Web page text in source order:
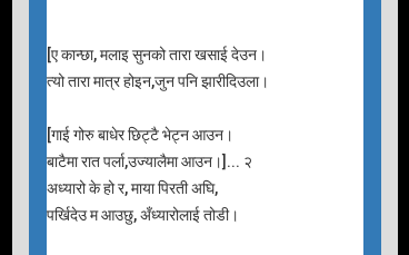
[ए कान्छा, मलाइ सुनको तारा खसाई देउन।
त्यो तारा मात्र होइन,जुन पनि झारीदिउला।
[गाई गोरु बाधेर छिट्टै भेट्न आउन।
बाटैमा रात पर्ला,उज्यालैमा आउन।]... २
अध्यारो के हो र, माया पिरती अघि,
पर्खिदेउ म आउछु, अँध्यारोलाई तोडी।